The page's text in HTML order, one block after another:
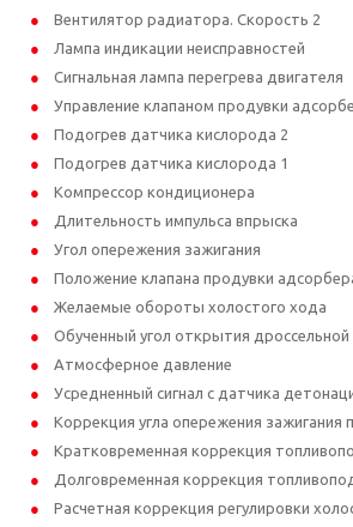
Вентилятор радиатора. Скорость 2
Лампа индикации неисправностей
Сигнальная лампа перегрева двигателя
Управление клапаном продувки
Подогрев датчика кислорода 2
Подогрев датчика кислорода 1
Компрессор кондиционера
Длительность импульса впрыска
Угол опережения зажигания
Положение клапана продувки
Желаемые обороты холостого хода
Обученный угол открытия дроссельной
Атмосферное давление
Усредненный сигнал с датчика
Коррекция угла опережения зажигания
Кратковременная коррекция
Долговременная коррекция
Расчетная коррекция регулировки